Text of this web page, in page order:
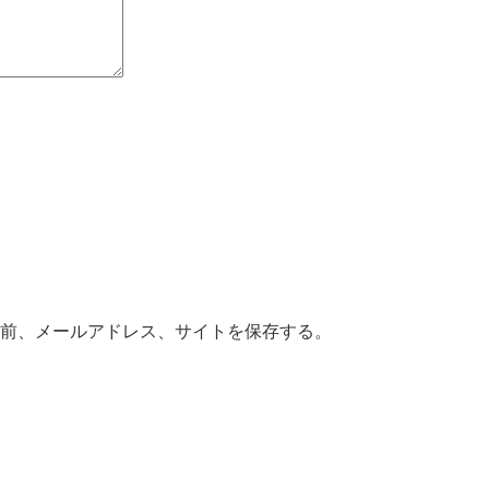
、メールアドレス、サイトを保存する。